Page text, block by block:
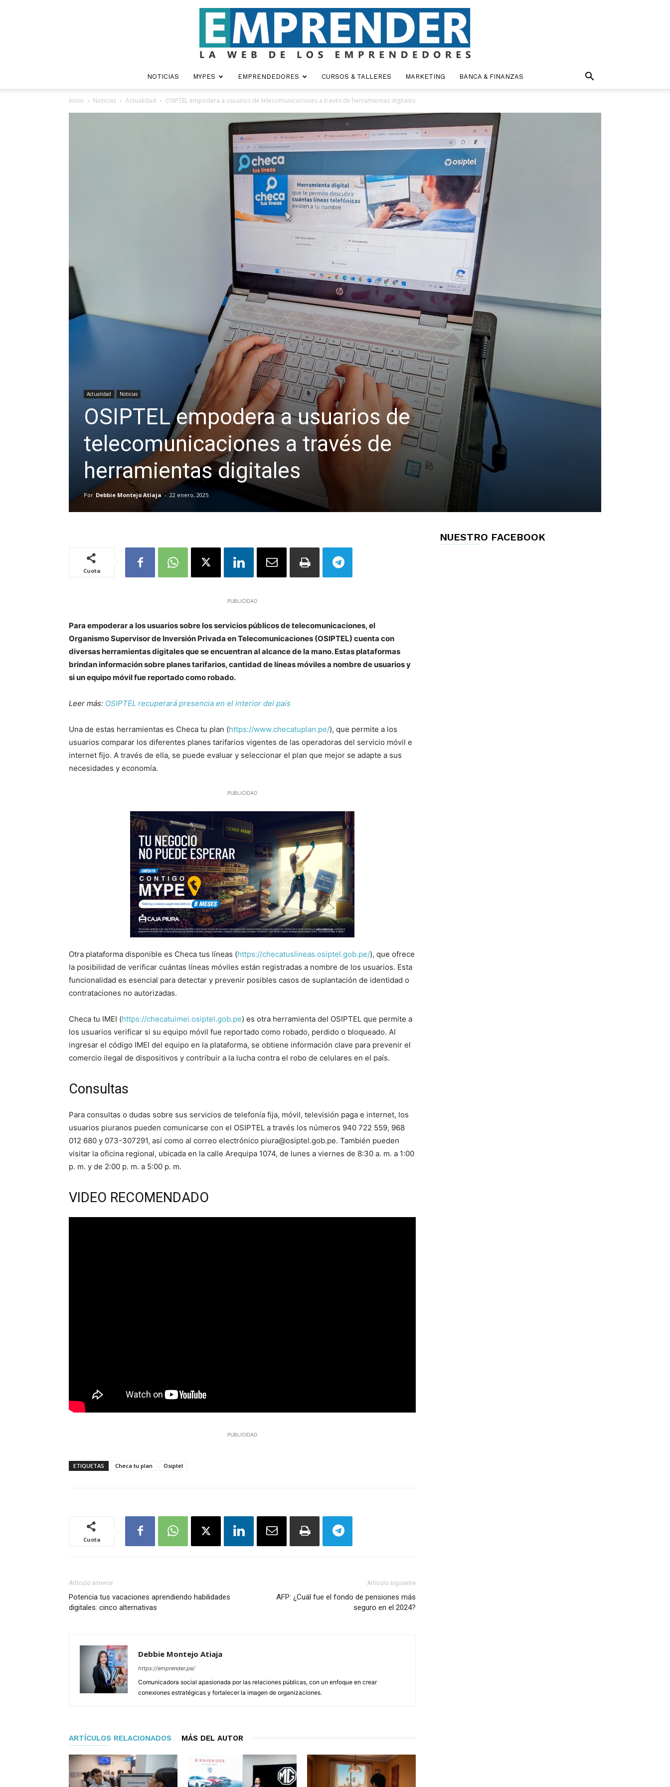
NOTICIAS MYPES EMPRENDEDORES CURSOS & TALLERES MARKETING BANCA & FINANZAS
Inicio Noticias Actualidad OSIPTEL empodera a usuarios de telecomunicaciones a través de herramientas digitales
Actualidad Noticias
OSIPTEL empodera a usuarios de
telecomunicaciones a través de
herramientas digitales
Por Debbie Montejo Atiaja - 22 enero, 2025
Cuota
PUBLICIDAD
Para empoderar a los usuarios sobre los servicios públicos de telecomunicaciones, el
Organismo Supervisor de Inversión Privada en Telecomunicaciones (OSIPTEL) cuenta con
diversas herramientas digitales que se encuentran al alcance de la mano. Estas plataformas
brindan información sobre planes tarifarios, cantidad de líneas móviles a nombre de usuarios y
si un equipo móvil fue reportado como robado.
Leer más: OSIPTEL recuperará presencia en el interior del país
Una de estas herramientas es Checa tu plan (https://www.checatuplan.pe/), que permite a los
usuarios comparar los diferentes planes tarifarios vigentes de las operadoras del servicio móvil e
internet fijo. A través de ella, se puede evaluar y seleccionar el plan que mejor se adapte a sus
necesidades y economía.
PUBLICIDAD
Otra plataforma disponible es Checa tus líneas (https://checatuslineas.osiptel.gob.pe/), que ofrece
la posibilidad de verificar cuántas líneas móviles están registradas a nombre de los usuarios. Esta
funcionalidad es esencial para detectar y prevenir posibles casos de suplantación de identidad o
contrataciones no autorizadas.
Checa tu IMEI (https://checatuimei.osiptel.gob.pe) es otra herramienta del OSIPTEL que permite a
los usuarios verificar si su equipo móvil fue reportado como robado, perdido o bloqueado. Al
ingresar el código IMEI del equipo en la plataforma, se obtiene información clave para prevenir el
comercio ilegal de dispositivos y contribuir a la lucha contra el robo de celulares en el país.
Consultas
Para consultas o dudas sobre sus servicios de telefonía fija, móvil, televisión paga e internet, los
usuarios piuranos pueden comunicarse con el OSIPTEL a través los números 940 722 559, 968
012 680 y 073-307291, así como al correo electrónico piura@osiptel.gob.pe. También pueden
visitar la oficina regional, ubicada en la calle Arequipa 1074, de lunes a viernes de 8:30 a. m. a 1:00
p. m. y de 2:00 p. m. a 5:00 p. m.
VIDEO RECOMENDADO
PUBLICIDAD
ETIQUETAS Checa tu plan Osiptel
Cuota
Artículo anterior
Potencia tus vacaciones aprendiendo habilidades
digitales: cinco alternativas
Artículo siguiente
AFP: ¿Cuál fue el fondo de pensiones más
seguro en el 2024?
Debbie Montejo Atiaja
https://emprender.pe/
Comunicadora social apasionada por las relaciones públicas, con un enfoque en crear
conexiones estratégicas y fortalecer la imagen de organizaciones.
ARTÍCULOS RELACIONADOS MÁS DEL AUTOR
NUESTRO FACEBOOK